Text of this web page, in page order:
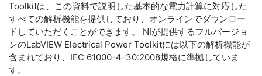
Toolkitは、この資料で説明した基本的な電力計算に対応した
すべての解析機能を提供しており、オンラインでダウンロー
ドしていただくことができます。 NIが提供するフルバージョ
ンのLabVIEW Electrical Power Toolkitには以下の解析機能が
含まれており、IEC 61000-4-30:2008規格に準拠していま
す。